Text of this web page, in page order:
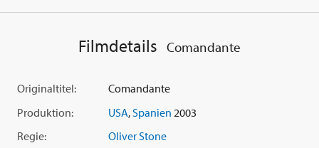
Video gesehen hat und niemals Psychiater war, da er dafür
einfach keine Zeit hatte. Stone verliert während der
Wie konnte der unbequeme Widersacher Castro der
Filmdetails Comandante
Originaltitel:
Comandante
Produktion:
USA, Spanien 2003
Regie:
Oliver Stone